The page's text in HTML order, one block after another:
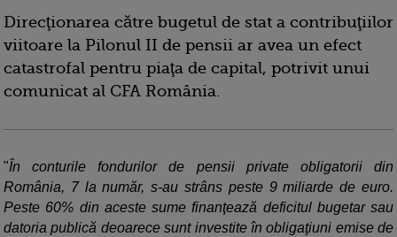
Direcţionarea către bugetul de stat a contribuţiilor
viitoare la Pilonul II de pensii ar avea un efect
catastrofal pentru piaţa de capital, potrivit unui
comunicat al CFA România.
"În conturile fondurilor de pensii private obligatorii din
România, 7 la număr, s-au strâns peste 9 miliarde de euro.
Peste 60% din aceste sume finanţează deficitul bugetar sau
datoria publică deoarece sunt investite în obligaţiuni emise de